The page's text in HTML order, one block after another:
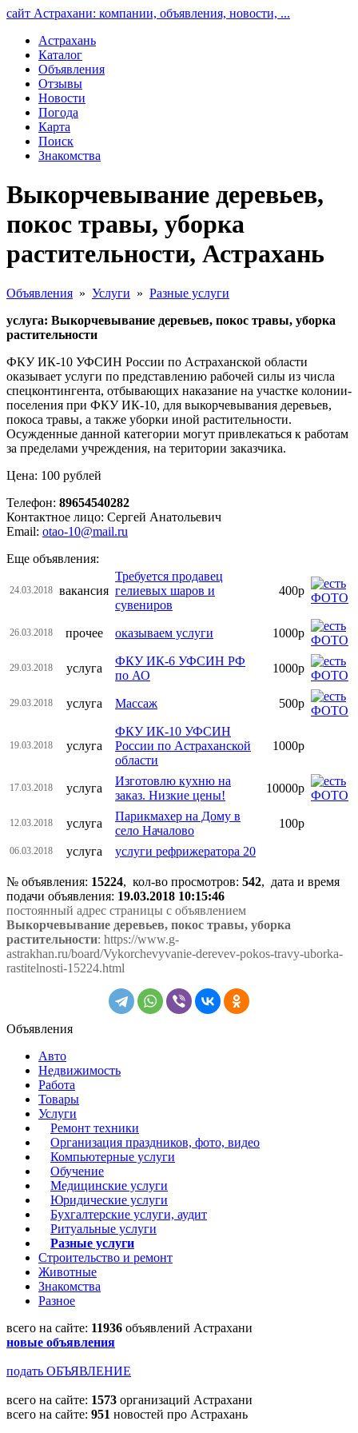
сайт Астрахани: компании, объявления, новости, ...
Астрахань
Каталог
Объявления
Отзывы
Новости
Погода
Карта
Поиск
Знакомства
Выкорчевывание деревьев,
покос травы, уборка
растительности, Астрахань
Объявления » Услуги » Разные услуги
услуга: Выкорчевывание деревьев, покос травы, уборка
растительности
ФКУ ИК-10 УФСИН России по Астраханской области
оказывает услуги по представлению рабочей силы из числа
спецконтингента, отбывающих наказание на участке колонии-
поселения при ФКУ ИК-10, для выкорчевывания деревьев,
покоса травы, а также уборки иной растительности.
Осужденные данной категории могут привлекаться к работам
за пределами учреждения, на територии заказчика.
Цена: 100 рублей
Телефон: 89654540282
Контактное лицо: Сергей Анатольевич
Email: otao-10@mail.ru
Еще объявления:
24.03.2018 вакансия
Требуется продавец
гелиевых шаров и
сувениров
400р
26.03.2018 прочее оказываем услуги 1000р
29.03.2018 услуга
ФКУ ИК-6 УФСИН РФ
по АО
1000р
29.03.2018 услуга Массаж 500р
19.03.2018 услуга
ФКУ ИК-10 УФСИН
России по Астраханской
области
1000р
17.03.2018 услуга
Изготовлю кухню на
заказ. Низкие цены!
10000р
12.03.2018 услуга
Парикмахер на Дому в
село Началово
100р
06.03.2018 услуга услуги рефрижератора 20
№ объявления: 15224, кол-во просмотров: 542, дата и время
подачи объявления: 19.03.2018 10:15:46
постоянный адрес страницы с объявлением
Выкорчевывание деревьев, покос травы, уборка
растительности: https://www.g-
astrakhan.ru/board/Vykorchevyvanie-derevev-pokos-travy-uborka-
rastitelnosti-15224.html
Объявления
Авто
Недвижимость
Работа
Товары
Услуги
Ремонт техники
Организация праздников, фото, видео
Компьютерные услуги
Обучение
Медицинские услуги
Юридические услуги
Бухгалтерские услуги, аудит
Ритуальные услуги
Разные услуги
Строительство и ремонт
Животные
Знакомства
Разное
всего на сайте: 11936 объявлений Астрахани
новые объявления
подать ОБЪЯВЛЕНИЕ
всего на сайте: 1573 организаций Астрахани
всего на сайте: 951 новостей про Астрахань